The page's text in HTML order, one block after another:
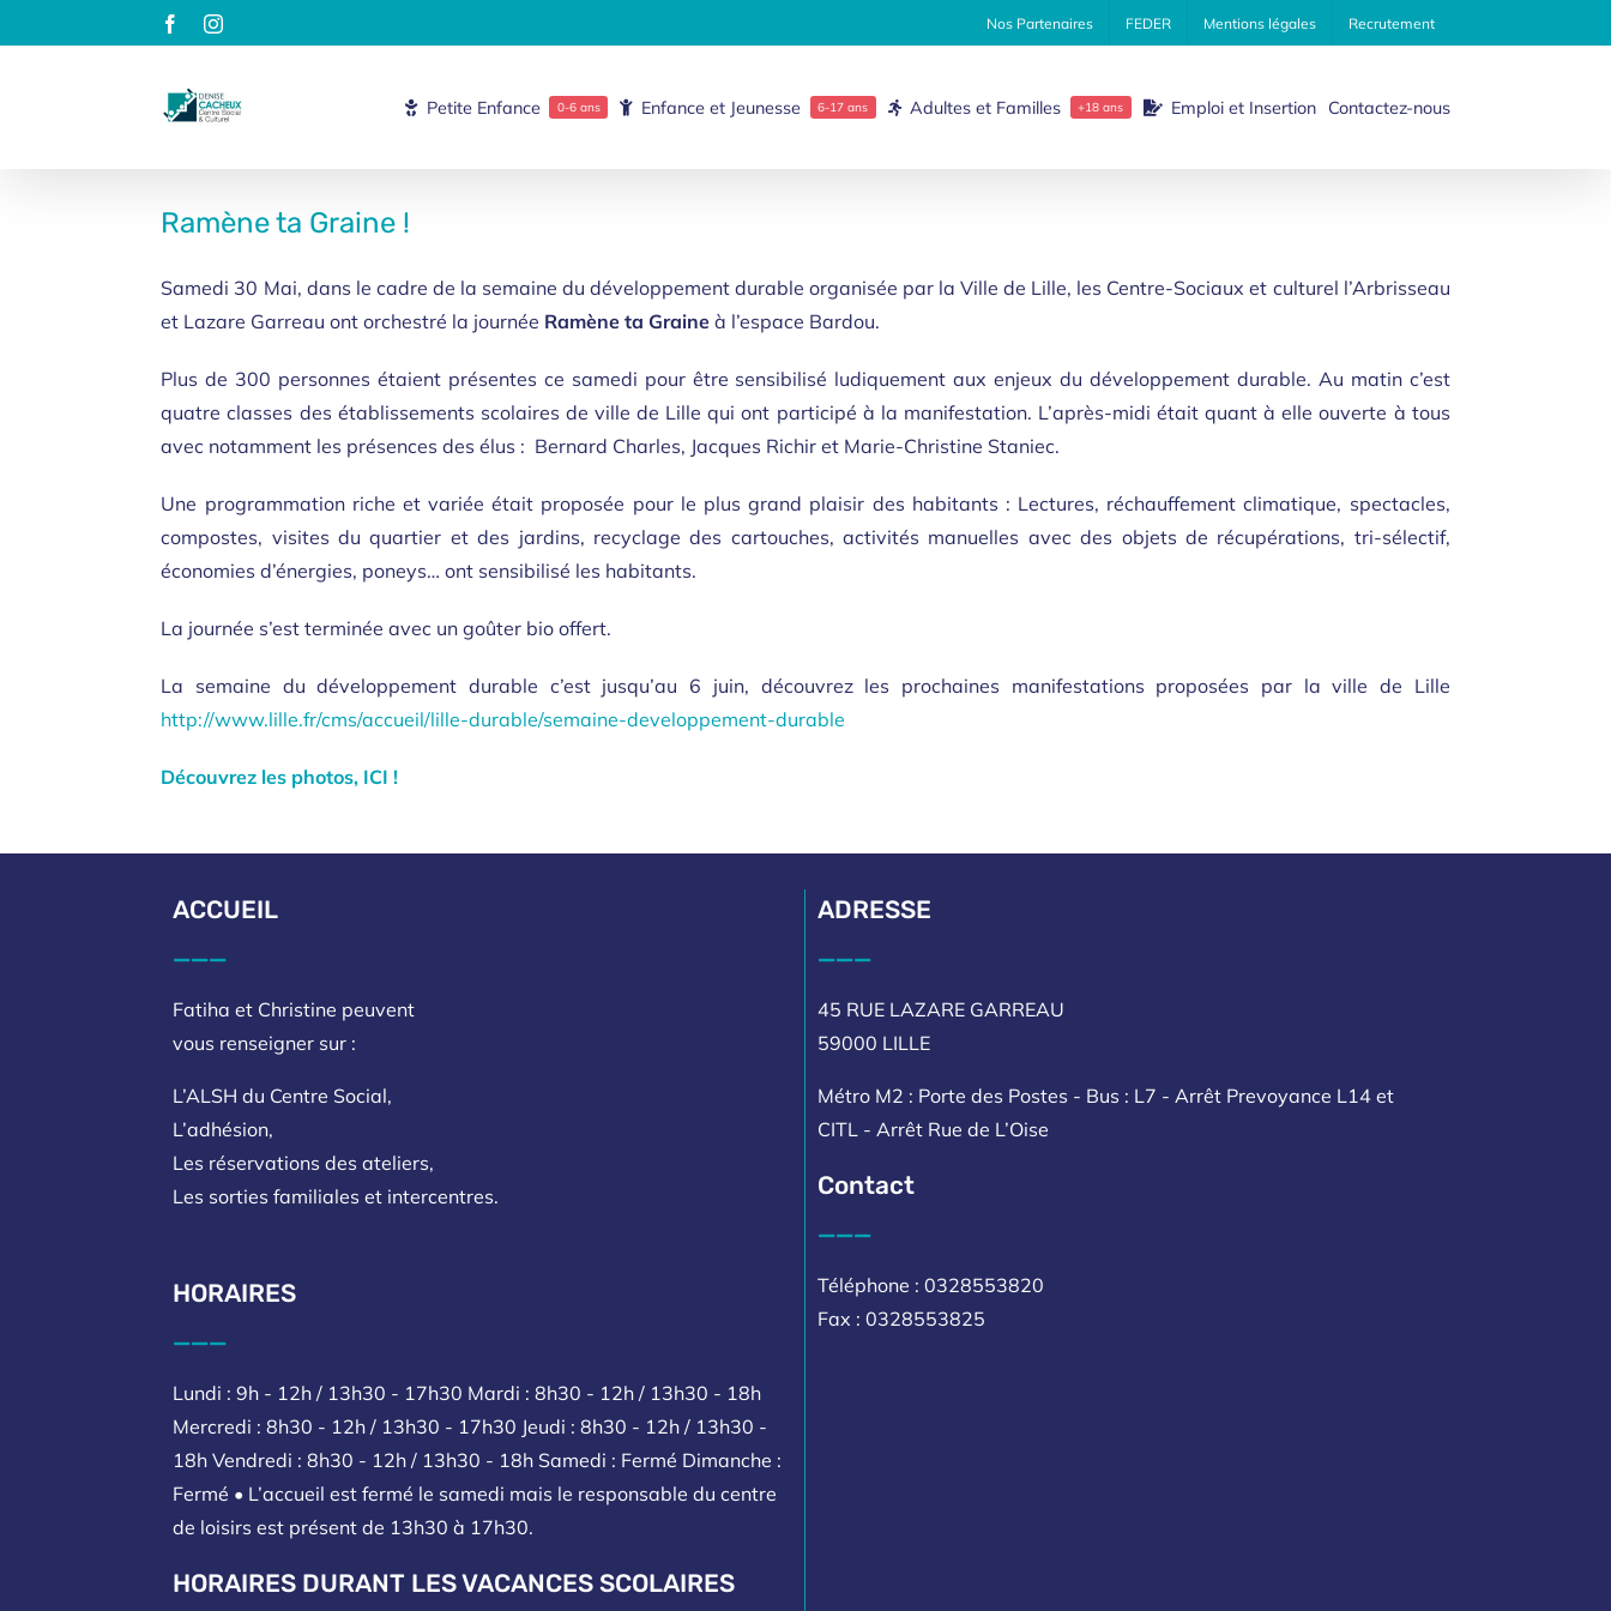
au
FacebookInstagram Nos Partenaires FEDER Mentions légales Recrutement
Petite Enfance 0-6 ans Enfance et Jeunesse 6-17 ans Adultes et Familles +18 ans Emploi et Insertion Contactez-nous
Ramène ta Graine !
Samedi 30 Mai, dans le cadre de la semaine du développement durable organisée par la Ville de Lille, les Centre-Sociaux et culturel l’Arbrisseau
et Lazare Garreau ont orchestré la journée Ramène ta Graine à l’espace Bardou.
Plus de 300 personnes étaient présentes ce samedi pour être sensibilisé ludiquement aux enjeux du développement durable. Au matin c’est
quatre classes des établissements scolaires de ville de Lille qui ont participé à la manifestation. L’après-midi était quant à elle ouverte à tous
avec notamment les présences des élus : Bernard Charles, Jacques Richir et Marie-Christine Staniec.
Une programmation riche et variée était proposée pour le plus grand plaisir des habitants : Lectures, réchauffement climatique, spectacles,
compostes, visites du quartier et des jardins, recyclage des cartouches, activités manuelles avec des objets de récupérations, tri-sélectif,
économies d’énergies, poneys… ont sensibilisé les habitants.
La journée s’est terminée avec un goûter bio offert.
La semaine du développement durable c’est jusqu’au 6 juin, découvrez les prochaines manifestations proposées par la ville de Lille
http://www.lille.fr/cms/accueil/lille-durable/semaine-developpement-durable
Découvrez les photos, ICI !
ACCUEIL
___
Fatiha et Christine peuvent
vous renseigner sur :
L’ALSH du Centre Social,
L’adhésion,
Les réservations des ateliers,
Les sorties familiales et intercentres.
HORAIRES
___
Lundi : 9h - 12h / 13h30 - 17h30 Mardi : 8h30 - 12h / 13h30 - 18h
Mercredi : 8h30 - 12h / 13h30 - 17h30 Jeudi : 8h30 - 12h / 13h30 -
18h Vendredi : 8h30 - 12h / 13h30 - 18h Samedi : Fermé Dimanche :
Fermé • L’accueil est fermé le samedi mais le responsable du centre
de loisirs est présent de 13h30 à 17h30.
HORAIRES DURANT LES VACANCES SCOLAIRES
ADRESSE
___
45 RUE LAZARE GARREAU
59000 LILLE
Métro M2 : Porte des Postes - Bus : L7 - Arrêt Prevoyance L14 et
CITL - Arrêt Rue de L’Oise
Contact
___
Téléphone : 0328553820
Fax : 0328553825